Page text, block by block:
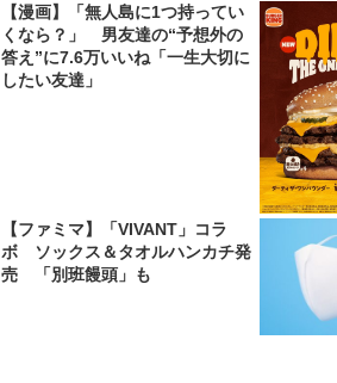
【漫画】「無人島に1つ持ってい
くなら？」 男友達の“予想外の
答え”に7.6万いいね「一生大切に
したい友達」
【ファミマ】「VIVANT」コラ
ボ ソックス＆タオルハンカチ発
売 「別班饅頭」も